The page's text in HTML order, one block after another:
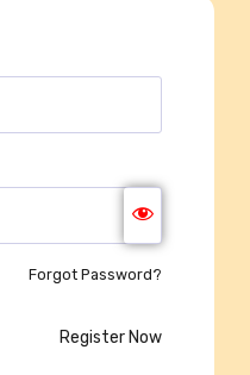
Forgot Password?
Register Now